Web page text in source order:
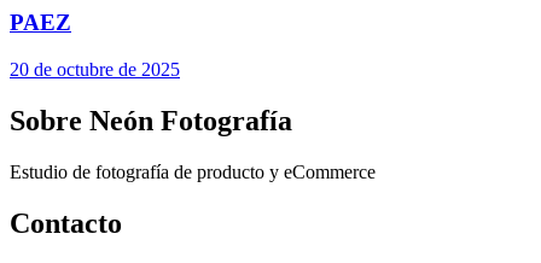
PAEZ
20 de octubre de 2025
Sobre Neón Fotografía
Estudio de fotografía de producto y eCommerce
Contacto